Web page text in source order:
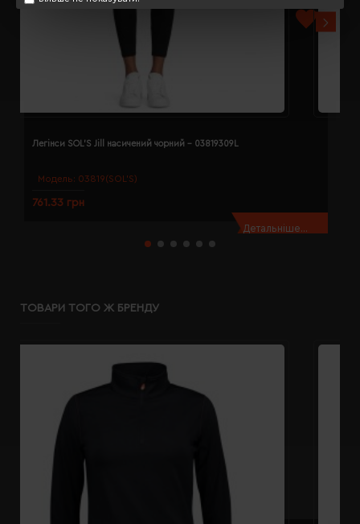
Модель: 03819(SOL’S)
Легінси SOL'S Jill насичений чорний - 03819309L
761.33 грн
Детальніше...
ТОВАРИ ТОГО Ж БРЕНДУ